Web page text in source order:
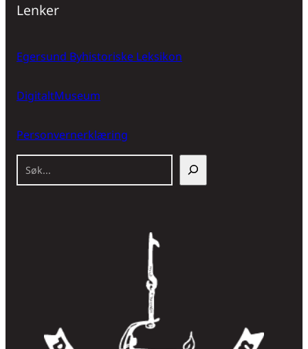
Lenker
Egersund Byhistoriske Leksikon
DigitaltMuseum
Personvernerklæring
S
k